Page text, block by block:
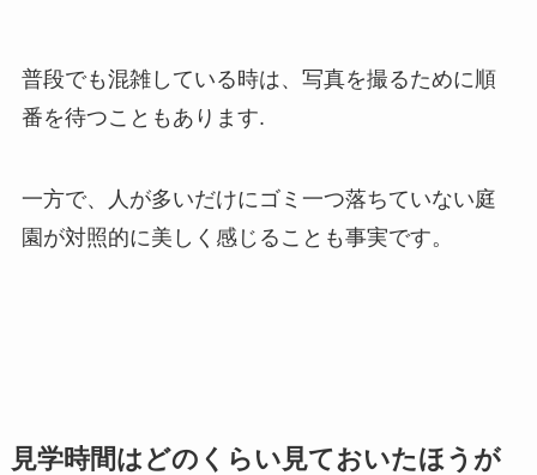
普段でも混雑している時は、写真を撮るために順
番を待つこともあります.
一方で、人が多いだけにゴミ一つ落ちていない庭
園が対照的に美しく感じることも事実です。
見学時間はどのくらい見ておいたほうが